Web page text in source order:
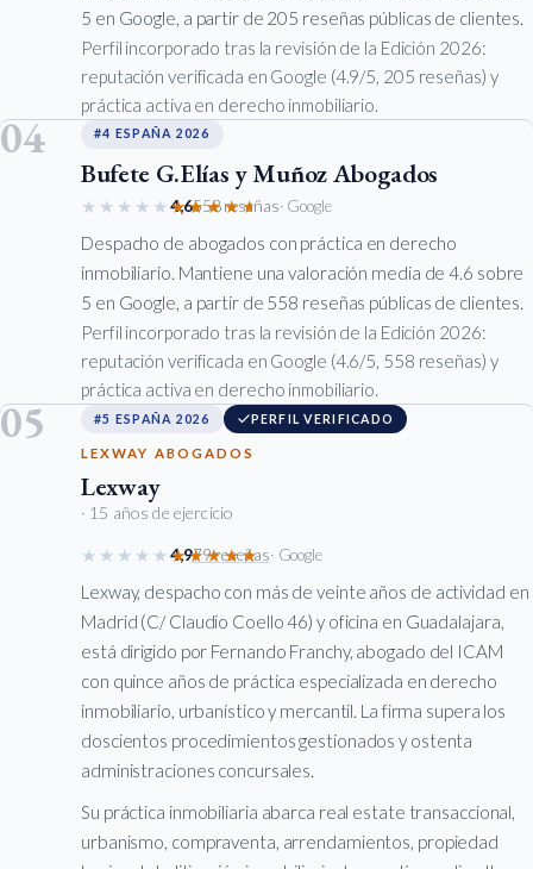
5 en Google, a partir de 205 reseñas públicas de clientes.
Perfil incorporado tras la revisión de la Edición 2026:
reputación verificada en Google (4.9/5, 205 reseñas) y
práctica activa en derecho inmobiliario.
04 #4 ESPAÑA 2026
Bufete G.Elías y Muñoz Abogados
★★★★★★★★★★
4,6558 reseñas· Google
Despacho de abogados con práctica en derecho
inmobiliario. Mantiene una valoración media de 4.6 sobre
5 en Google, a partir de 558 reseñas públicas de clientes.
Perfil incorporado tras la revisión de la Edición 2026:
reputación verificada en Google (4.6/5, 558 reseñas) y
práctica activa en derecho inmobiliario.
05 #5 ESPAÑA 2026 PERFIL VERIFICADO
LEXWAY ABOGADOS
Lexway
· 15 años de ejercicio
★★★★★★★★★★
4,979 reseñas· Google
Lexway, despacho con más de veinte años de actividad en
Madrid (C/ Claudio Coello 46) y oficina en Guadalajara,
está dirigido por Fernando Franchy, abogado del ICAM
con quince años de práctica especializada en derecho
inmobiliario, urbanístico y mercantil. La firma supera los
doscientos procedimientos gestionados y ostenta
administraciones concursales.
Su práctica inmobiliaria abarca real estate transaccional,
urbanismo, compraventa, arrendamientos, propiedad